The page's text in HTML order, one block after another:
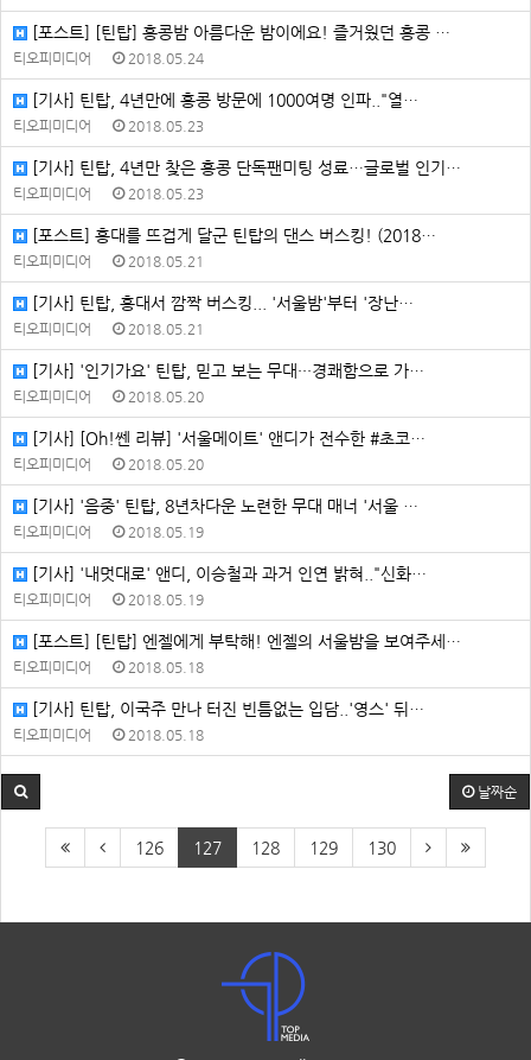
[포스트] [틴탑] 홍콩밤 아름다운 밤이에요! 즐거웠던 홍콩 …
티오피미디어 2018.05.24
[기사] 틴탑, 4년만에 홍콩 방문에 1000여명 인파.."열…
티오피미디어 2018.05.23
[기사] 틴탑, 4년만 찾은 홍콩 단독팬미팅 성료…글로벌 인기…
티오피미디어 2018.05.23
[포스트] 홍대를 뜨겁게 달군 틴탑의 댄스 버스킹! (2018…
티오피미디어 2018.05.21
[기사] 틴탑, 홍대서 깜짝 버스킹... '서울밤'부터 '장난…
티오피미디어 2018.05.21
[기사] '인기가요' 틴탑, 믿고 보는 무대···경쾌함으로 가…
티오피미디어 2018.05.20
[기사] [Oh!쎈 리뷰] '서울메이트' 앤디가 전수한 #초코…
티오피미디어 2018.05.20
[기사] '음중' 틴탑, 8년차다운 노련한 무대 매너 '서울 …
티오피미디어 2018.05.19
[기사] '내멋대로' 앤디, 이승철과 과거 인연 밝혀.."신화…
티오피미디어 2018.05.19
[포스트] [틴탑] 엔젤에게 부탁해! 엔젤의 서울밤을 보여주세…
티오피미디어 2018.05.18
[기사] 틴탑, 이국주 만나 터진 빈틈없는 입담..'영스' 뒤…
티오피미디어 2018.05.18
날짜순
126 127 128 129 130